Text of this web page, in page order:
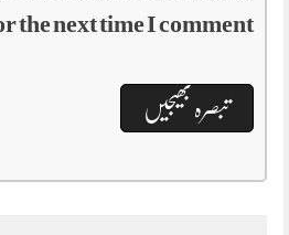
the next time I comment.